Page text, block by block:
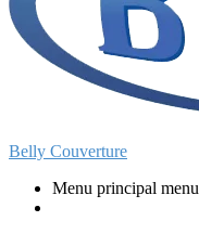
Belly Couverture
Menu principal menu